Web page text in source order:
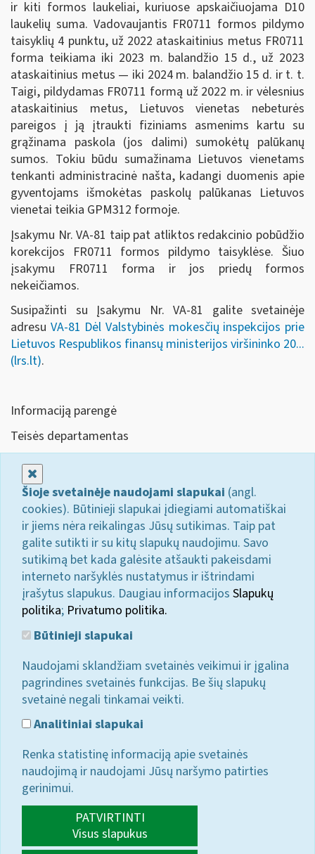
ir kiti formos laukeliai, kuriuose apskaičiuojama D10
laukelių suma. Vadovaujantis FR0711 formos pildymo
taisyklių 4 punktu, už 2022 ataskaitinius metus FR0711
forma teikiama iki 2023 m. balandžio 15 d., už 2023
ataskaitinius metus — iki 2024 m. balandžio 15 d. ir t. t.
Taigi, pildydamas FR0711 formą už 2022 m. ir vėlesnius
ataskaitinius metus, Lietuvos vienetas nebeturės
pareigos į ją įtraukti fiziniams asmenims kartu su
grąžinama paskola (jos dalimi) sumokėtų palūkanų
sumos. Tokiu būdu sumažinama Lietuvos vienetams
tenkanti administracinė našta, kadangi duomenis apie
gyventojams išmokėtas paskolų palūkanas Lietuvos
vienetai teikia GPM312 formoje.
Įsakymu Nr. VA-81 taip pat atliktos redakcinio pobūdžio
korekcijos FR0711 formos pildymo taisyklėse. Šiuo
įsakymu FR0711 forma ir jos priedų formos
nekeičiamos.
Susipažinti su Įsakymu Nr. VA-81 galite svetainėje
adresu VA-81 Dėl Valstybinės mokesčių inspekcijos prie
Lietuvos Respublikos finansų ministerijos viršininko 20...
(lrs.lt).
Informaciją parengė
Teisės departamentas
Šioje svetainėje naudojami slapukai (angl.
cookies). Būtinieji slapukai įdiegiami automatiškai
ir jiems nėra reikalingas Jūsų sutikimas. Taip pat
galite sutikti ir su kitų slapukų naudojimu. Savo
sutikimą bet kada galėsite atšaukti pakeisdami
interneto naršyklės nustatymus ir ištrindami
įrašytus slapukus. Daugiau informacijos Slapukų
politika; Privatumo politika.
Būtinieji slapukai
Naudojami sklandžiam svetainės veikimui ir įgalina
pagrindines svetainės funkcijas. Be šių slapukų
svetainė negali tinkamai veikti.
Analitiniai slapukai
Renka statistinę informaciją apie svetainės
naudojimą ir naudojami Jūsų naršymo patirties
gerinimui.
PATVIRTINTI
Visus slapukus